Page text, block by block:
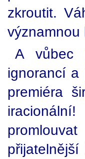
zkroutit.
významnou
A vůbec
ignorancí a
premiéra